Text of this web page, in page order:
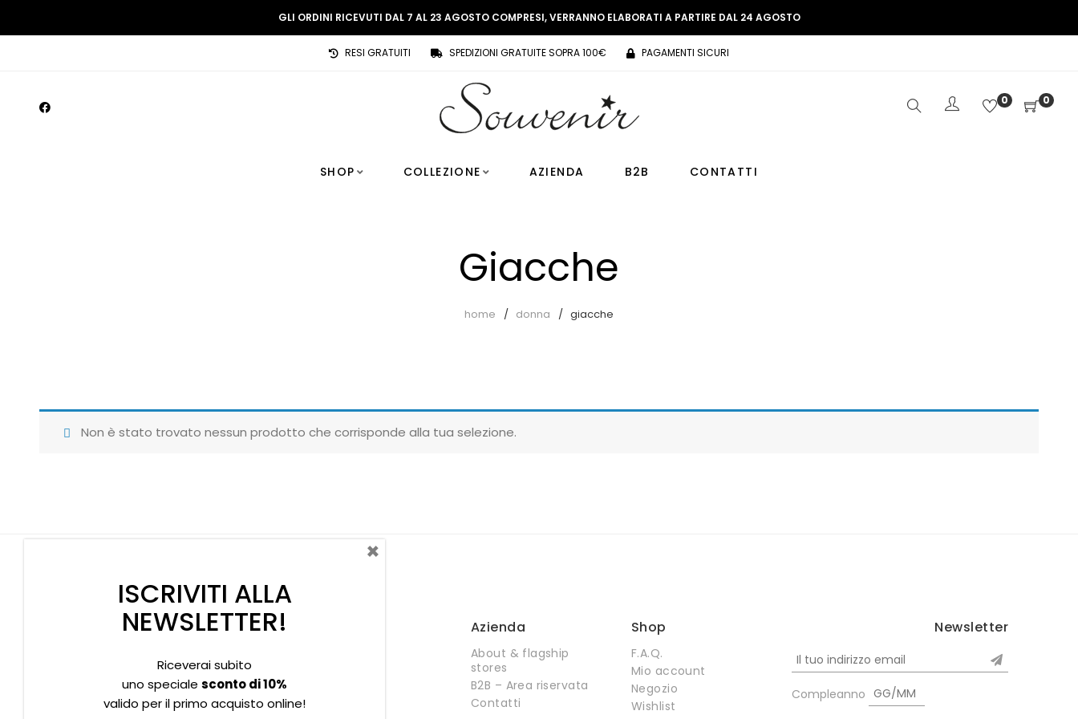
GLI ORDINI RICEVUTI DAL 7 AL 23 AGOSTO COMPRESI, VERRANNO ELABORATI A PARTIRE DAL 24 AGOSTO
RESI GRATUITI SPEDIZIONI GRATUITE SOPRA 100€ PAGAMENTI SICURI
0 0
SHOP COLLEZIONE AZIENDA B2B CONTATTI
Giacche
home donna giacche
Non è stato trovato nessun prodotto che corrisponde alla tua selezione.
Privacy policy Informativa Cookies
Azienda
About & flagship
stores
B2B – Area riservata
Contatti
Shop
F.A.Q.
Mio account
Negozio
Wishlist
Newsletter
Compleanno
ISCRIVITI ALLA
NEWSLETTER!
Riceverai subito
uno speciale sconto di 10%
valido per il primo acquisto online!
×